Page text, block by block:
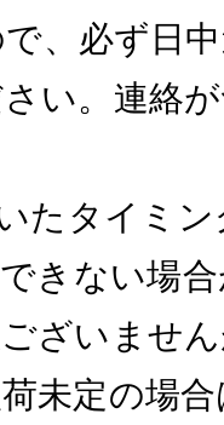
、必ず日
い。連絡
たタイミ
きない場
ざいませ
未定の場